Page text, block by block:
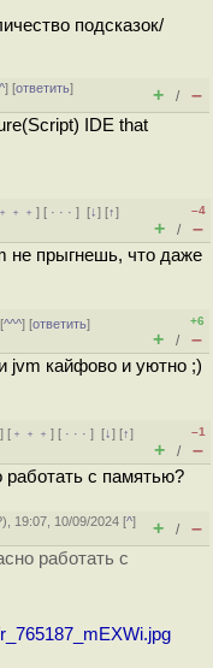
подсказок/
] [ответить]
+ / –
IDE that
﹢﹢﹢] [ · · ·][↓] [↑]
–4
+ / –
прыгнешь, что даже
^^^] [ответить]
+6
+ / –
jvm кайфово и уютно ;)
] [ ﹢﹢﹢] [ · · ·][↓] [↑]
–1
+ / –
работать с памятью?
), 19:07, 10/09/2024 [^]
+ / –
работать с